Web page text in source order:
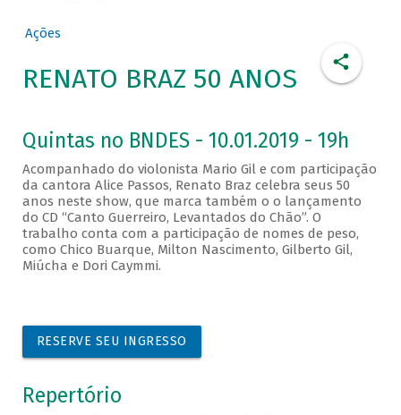
Ações
RENATO BRAZ 50 ANOS
Quintas no BNDES - 10.01.2019 - 19h
Acompanhado do violonista Mario Gil e com participação
da cantora Alice Passos, Renato Braz celebra seus 50
anos neste show, que marca também o o lançamento
do CD “Canto Guerreiro, Levantados do Chão”. O
trabalho conta com a participação de nomes de peso,
como Chico Buarque, Milton Nascimento, Gilberto Gil,
Miúcha e Dori Caymmi.
RESERVE SEU INGRESSO
Repertório